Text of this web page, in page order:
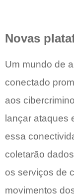
Novas
Um mundo de
conectado
aos
lançar ataques
essa
coletarão
os serviços de
movimentos